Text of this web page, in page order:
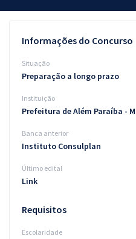
Questões grátis
Blog
Aprovados
Atendimento
Informações do Concurso
Situação
Preparação a longo prazo
Instituição
Prefeitura de Além Paraíba -
Banca anterior
Instituto Consulplan
Último edital
Link
Requisitos
Escolaridade